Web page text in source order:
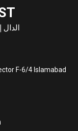
F-6/4 Islamabad